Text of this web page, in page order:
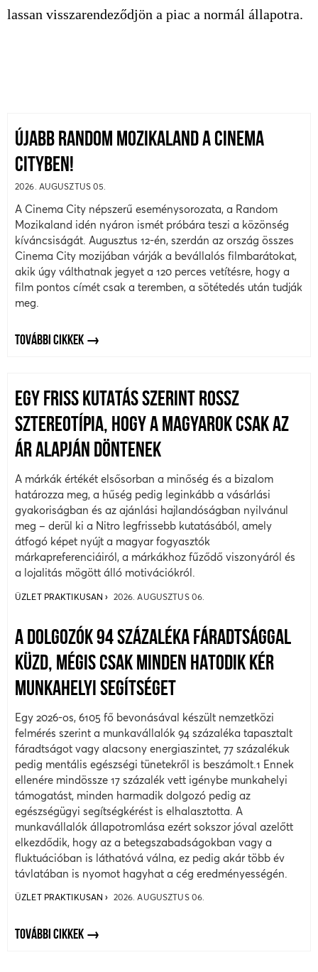
lassan visszarendeződjön a piac a normál állapotra.
ÚJABB RANDOM MOZIKALAND A CINEMA
CITYBEN!
2026. AUGUSZTUS 05.
A Cinema City népszerű eseménysorozata, a Random
Mozikaland idén nyáron ismét próbára teszi a közönség
kíváncsiságát. Augusztus 12-én, szerdán az ország összes
Cinema City mozijában várják a bevállalós filmbarátokat,
akik úgy válthatnak jegyet a 120 perces vetítésre, hogy a
film pontos címét csak a teremben, a sötétedés után tudják
meg.
TOVÁBBI CIKKEK
EGY FRISS KUTATÁS SZERINT ROSSZ
SZTEREOTÍPIA, HOGY A MAGYAROK CSAK AZ
ÁR ALAPJÁN DÖNTENEK
A márkák értékét elsősorban a minőség és a bizalom
határozza meg, a hűség pedig leginkább a vásárlási
gyakoriságban és az ajánlási hajlandóságban nyilvánul
meg – derül ki a Nitro legfrissebb kutatásából, amely
átfogó képet nyújt a magyar fogyasztók
márkapreferenciáiról, a márkákhoz fűződő viszonyáról és
a lojalitás mögött álló motivációkról.
ÜZLET PRAKTIKUSAN 2026. AUGUSZTUS 06.
A DOLGOZÓK 94 SZÁZALÉKA FÁRADTSÁGGAL
KÜZD, MÉGIS CSAK MINDEN HATODIK KÉR
MUNKAHELYI SEGÍTSÉGET
Egy 2026-os, 6105 fő bevonásával készült nemzetközi
felmérés szerint a munkavállalók 94 százaléka tapasztalt
fáradtságot vagy alacsony energiaszintet, 77 százalékuk
pedig mentális egészségi tünetekről is beszámolt.1 Ennek
ellenére mindössze 17 százalék vett igénybe munkahelyi
támogatást, minden harmadik dolgozó pedig az
egészségügyi segítségkérést is elhalasztotta. A
munkavállalók állapotromlása ezért sokszor jóval azelőtt
elkezdődik, hogy az a betegszabadságokban vagy a
fluktuációban is láthatóvá válna, ez pedig akár több év
távlatában is nyomot hagyhat a cég eredményességén.
ÜZLET PRAKTIKUSAN 2026. AUGUSZTUS 06.
TOVÁBBI CIKKEK